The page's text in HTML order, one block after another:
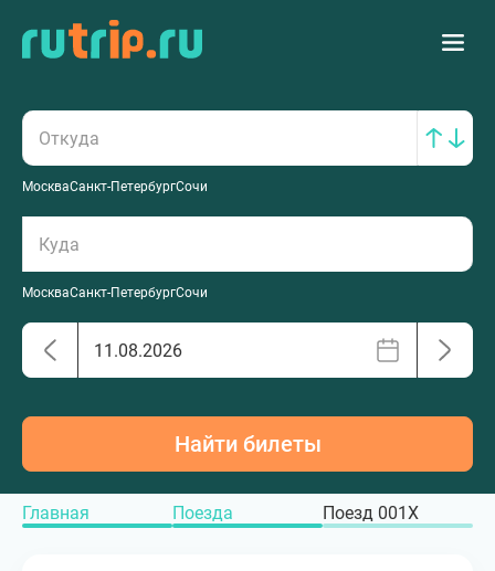
МоскваСанкт-ПетербургСочи
МоскваСанкт-ПетербургСочи
Найти билеты
Главная Поезда Поезд 001Х